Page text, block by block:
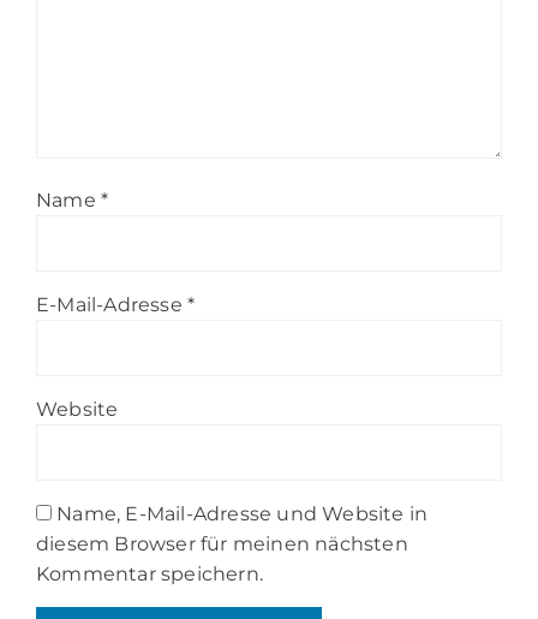
Name *
E-Mail-Adresse *
Website
Name, E-Mail-Adresse und Website in
diesem Browser für meinen nächsten
Kommentar speichern.